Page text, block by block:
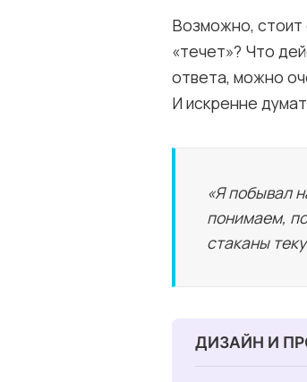
Возможно, стоит
«течет»? Что
ответа, можно
И искренне
«Я побывал
понимаем,
стаканы
ДИЗАЙН И